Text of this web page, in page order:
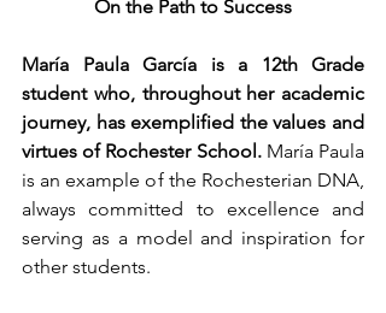
On the Path to Success
María Paula García is a 12th Grade
student who, throughout her academic
journey, has exemplified the values and
virtues of Rochester School. María Paula
is an example of the Rochesterian DNA,
always committed to excellence and
serving as a model and inspiration for
other students.